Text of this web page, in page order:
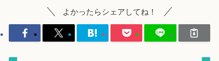
よかったらシェアしてね！